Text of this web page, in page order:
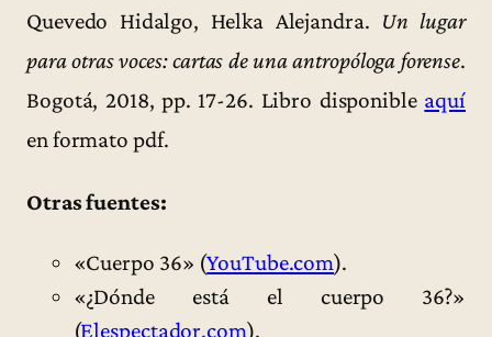
Quevedo Hidalgo, Helka Alejandra. Un lugar
para otras voces: cartas de una antropóloga forense.
Bogotá, 2018, pp. 17-26. Libro disponible aquí
en formato pdf.
Otras fuentes:
«Cuerpo 36» (YouTube.com).
«¿Dónde está el cuerpo 36?»
(Elespectador.com).